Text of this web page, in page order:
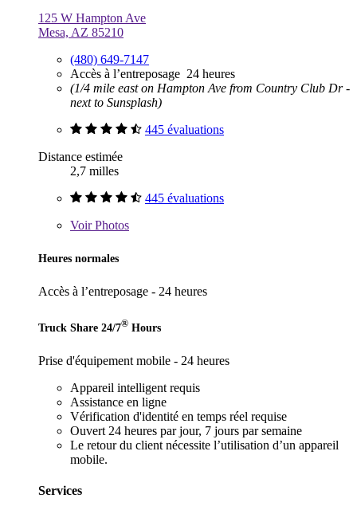
125 W Hampton Ave
Mesa, AZ 85210
(480) 649-7147
Accès à l’entreposage 24 heures
(1/4 mile east on Hampton Ave from Country Club Dr -
next to Sunsplash)
445 évaluations
Distance estimée
2,7 milles
445 évaluations
VoirPhotos
Heures normales
Accès à l’entreposage - 24 heures
Truck Share 24/7® Hours
Prise d'équipement mobile - 24 heures
Appareil intelligent requis
Assistance en ligne
Vérification d'identité en temps réel requise
Ouvert 24 heures par jour, 7 jours par semaine
Le retour du client nécessite l’utilisation d’un appareil
mobile.
Services